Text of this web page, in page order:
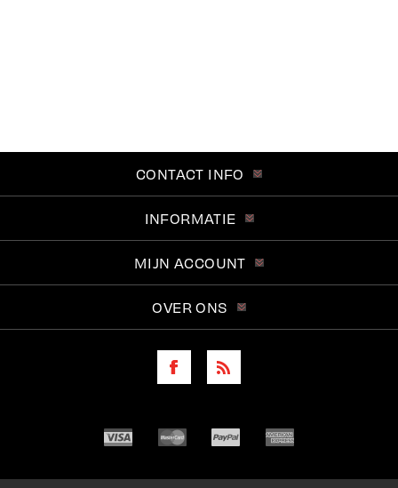
CONTACT INFO
INFORMATIE
MIJN ACCOUNT
OVER ONS